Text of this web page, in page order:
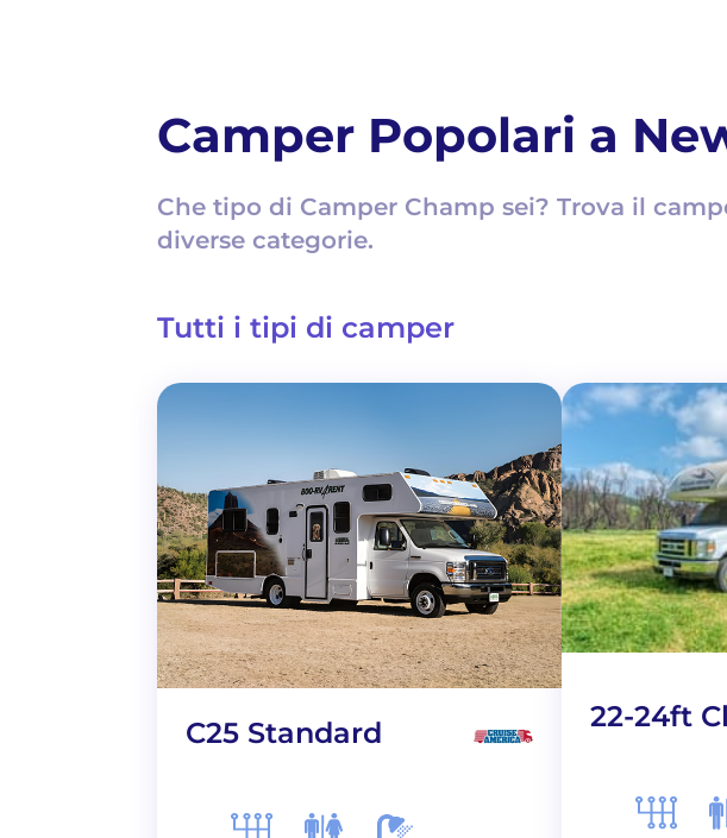
Camper Popolari a
Che tipo di Camper Champ sei? Trova il
diverse categorie.
Tutti i tipi di camper
C25 Standard 22-24ft